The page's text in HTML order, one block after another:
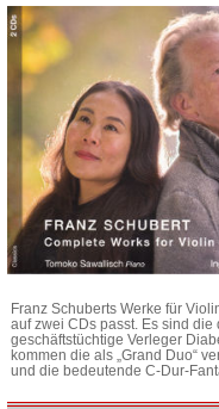
Franz Schuberts Werke für
auf zwei CDs passt. Es sind
geschäftstüchtige Verleger
kommen die als „Grand Duo“
und die bedeutende C-Dur-